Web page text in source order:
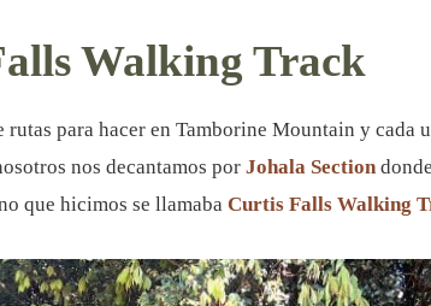
Walking Track
rutas para hacer en Tamborine Mountain y cada
nos decantamos por Johala Section
que hicimos se llamaba Curtis Falls Walking